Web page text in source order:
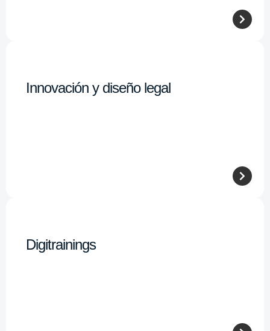
Innovación y diseño legal
Digitrainings